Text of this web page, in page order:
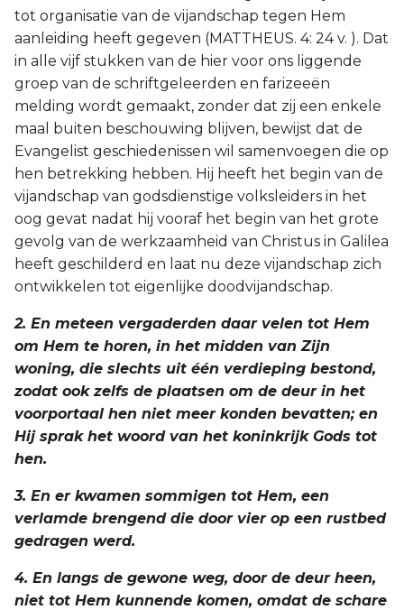
tot organisatie van de vijandschap tegen Hem
aanleiding heeft gegeven (MATTHEUS. 4: 24 v. ). Dat
in alle vijf stukken van de hier voor ons liggende
groep van de schriftgeleerden en farizeeën
melding wordt gemaakt, zonder dat zij een enkele
maal buiten beschouwing blijven, bewijst dat de
Evangelist geschiedenissen wil samenvoegen die op
hen betrekking hebben. Hij heeft het begin van de
vijandschap van godsdienstige volksleiders in het
oog gevat nadat hij vooraf het begin van het grote
gevolg van de werkzaamheid van Christus in Galilea
heeft geschilderd en laat nu deze vijandschap zich
ontwikkelen tot eigenlijke doodvijandschap.
2. En meteen vergaderden daar velen tot Hem
om Hem te horen, in het midden van Zijn
woning, die slechts uit één verdieping bestond,
zodat ook zelfs de plaatsen om de deur in het
voorportaal hen niet meer konden bevatten; en
Hij sprak het woord van het koninkrijk Gods tot
hen.
3. En er kwamen sommigen tot Hem, een
verlamde brengend die door vier op een rustbed
gedragen werd.
4. En langs de gewone weg, door de deur heen,
niet tot Hem kunnende komen, omdat de schare